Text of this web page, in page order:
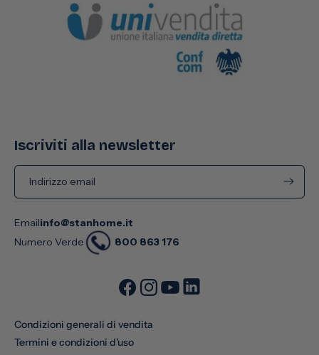
Iscriviti alla newsletter
Indirizzo email
Emailinfo@stanhome.it
Numero Verde
800 863 176
Condizioni generali di vendita
Termini e condizioni d'uso